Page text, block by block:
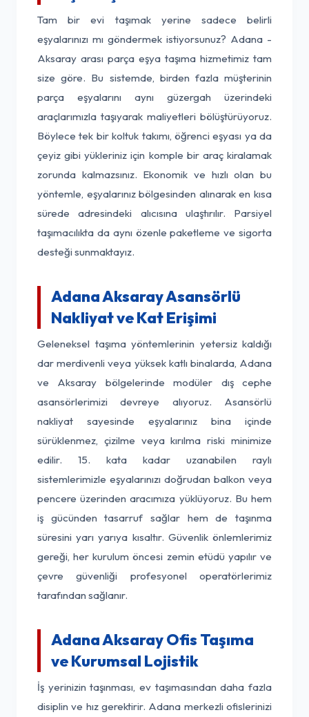
Tam bir evi taşımak yerine sadece belirli
eşyalarınızı mı göndermek istiyorsunuz? Adana -
Aksaray arası parça eşya taşıma hizmetimiz tam
size göre. Bu sistemde, birden fazla müşterinin
parça eşyalarını aynı güzergah üzerindeki
araçlarımızla taşıyarak maliyetleri bölüştürüyoruz.
Böylece tek bir koltuk takımı, öğrenci eşyası ya da
çeyiz gibi yükleriniz için komple bir araç kiralamak
zorunda kalmazsınız. Ekonomik ve hızlı olan bu
yöntemle, eşyalarınız bölgesinden alınarak en kısa
sürede adresindeki alıcısına ulaştırılır. Parsiyel
taşımacılıkta da aynı özenle paketleme ve sigorta
desteği sunmaktayız.
Adana Aksaray Asansörlü
Nakliyat ve Kat Erişimi
Geleneksel taşıma yöntemlerinin yetersiz kaldığı
dar merdivenli veya yüksek katlı binalarda, Adana
ve Aksaray bölgelerinde modüler dış cephe
asansörlerimizi devreye alıyoruz. Asansörlü
nakliyat sayesinde eşyalarınız bina içinde
sürüklenmez, çizilme veya kırılma riski minimize
edilir. 15. kata kadar uzanabilen raylı
sistemlerimizle eşyalarınızı doğrudan balkon veya
pencere üzerinden aracımıza yüklüyoruz. Bu hem
iş gücünden tasarruf sağlar hem de taşınma
süresini yarı yarıya kısaltır. Güvenlik önlemlerimiz
gereği, her kurulum öncesi zemin etüdü yapılır ve
çevre güvenliği profesyonel operatörlerimiz
tarafından sağlanır.
Adana Aksaray Ofis Taşıma
ve Kurumsal Lojistik
İş yerinizin taşınması, ev taşımasından daha fazla
disiplin ve hız gerektirir. Adana merkezli ofislerinizi